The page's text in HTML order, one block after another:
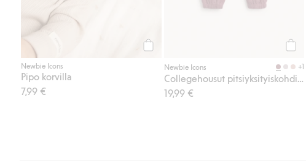
Newbie Icons
Pipo korvilla
7,99 €
Newbie Icons +1
Collegehousut pitsiyksityiskohdilla
19,99 €